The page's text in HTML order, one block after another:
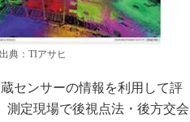
典：TIアサヒ
センサーの情報を利用して評
測定現場で後視点法・後方交会